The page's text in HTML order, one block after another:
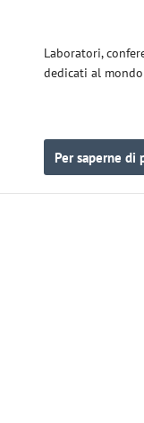
Laboratori,
dedicati al
Per saperne di